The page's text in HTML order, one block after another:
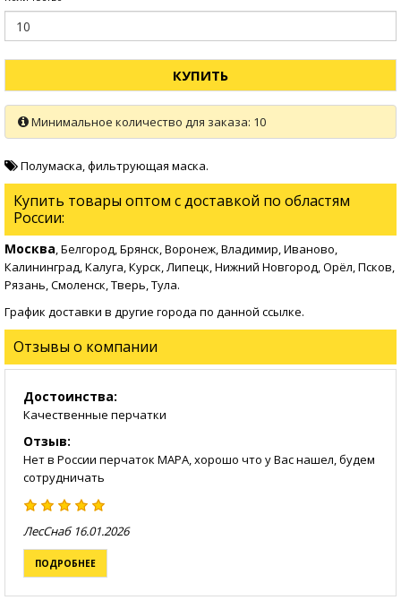
КУПИТЬ
Минимальное количество для заказа: 10
Полумаска,фильтрующая маска.
Купить товары оптом с доставкой по областям
России:
Москва, Белгород, Брянск, Воронеж, Владимир, Иваново,
Калининград, Калуга, Курск, Липецк, Нижний Новгород, Орёл, Псков,
Рязань, Смоленск, Тверь, Тула.
График доставки в другие города по данной ссылке.
Отзывы о компании
Достоинства:
Качественные перчатки
Отзыв:
Нет в России перчаток MAPA, хорошо что у Вас нашел, будем
сотрудничать
ЛесСнаб 16.01.2026
ПОДРОБНЕЕ